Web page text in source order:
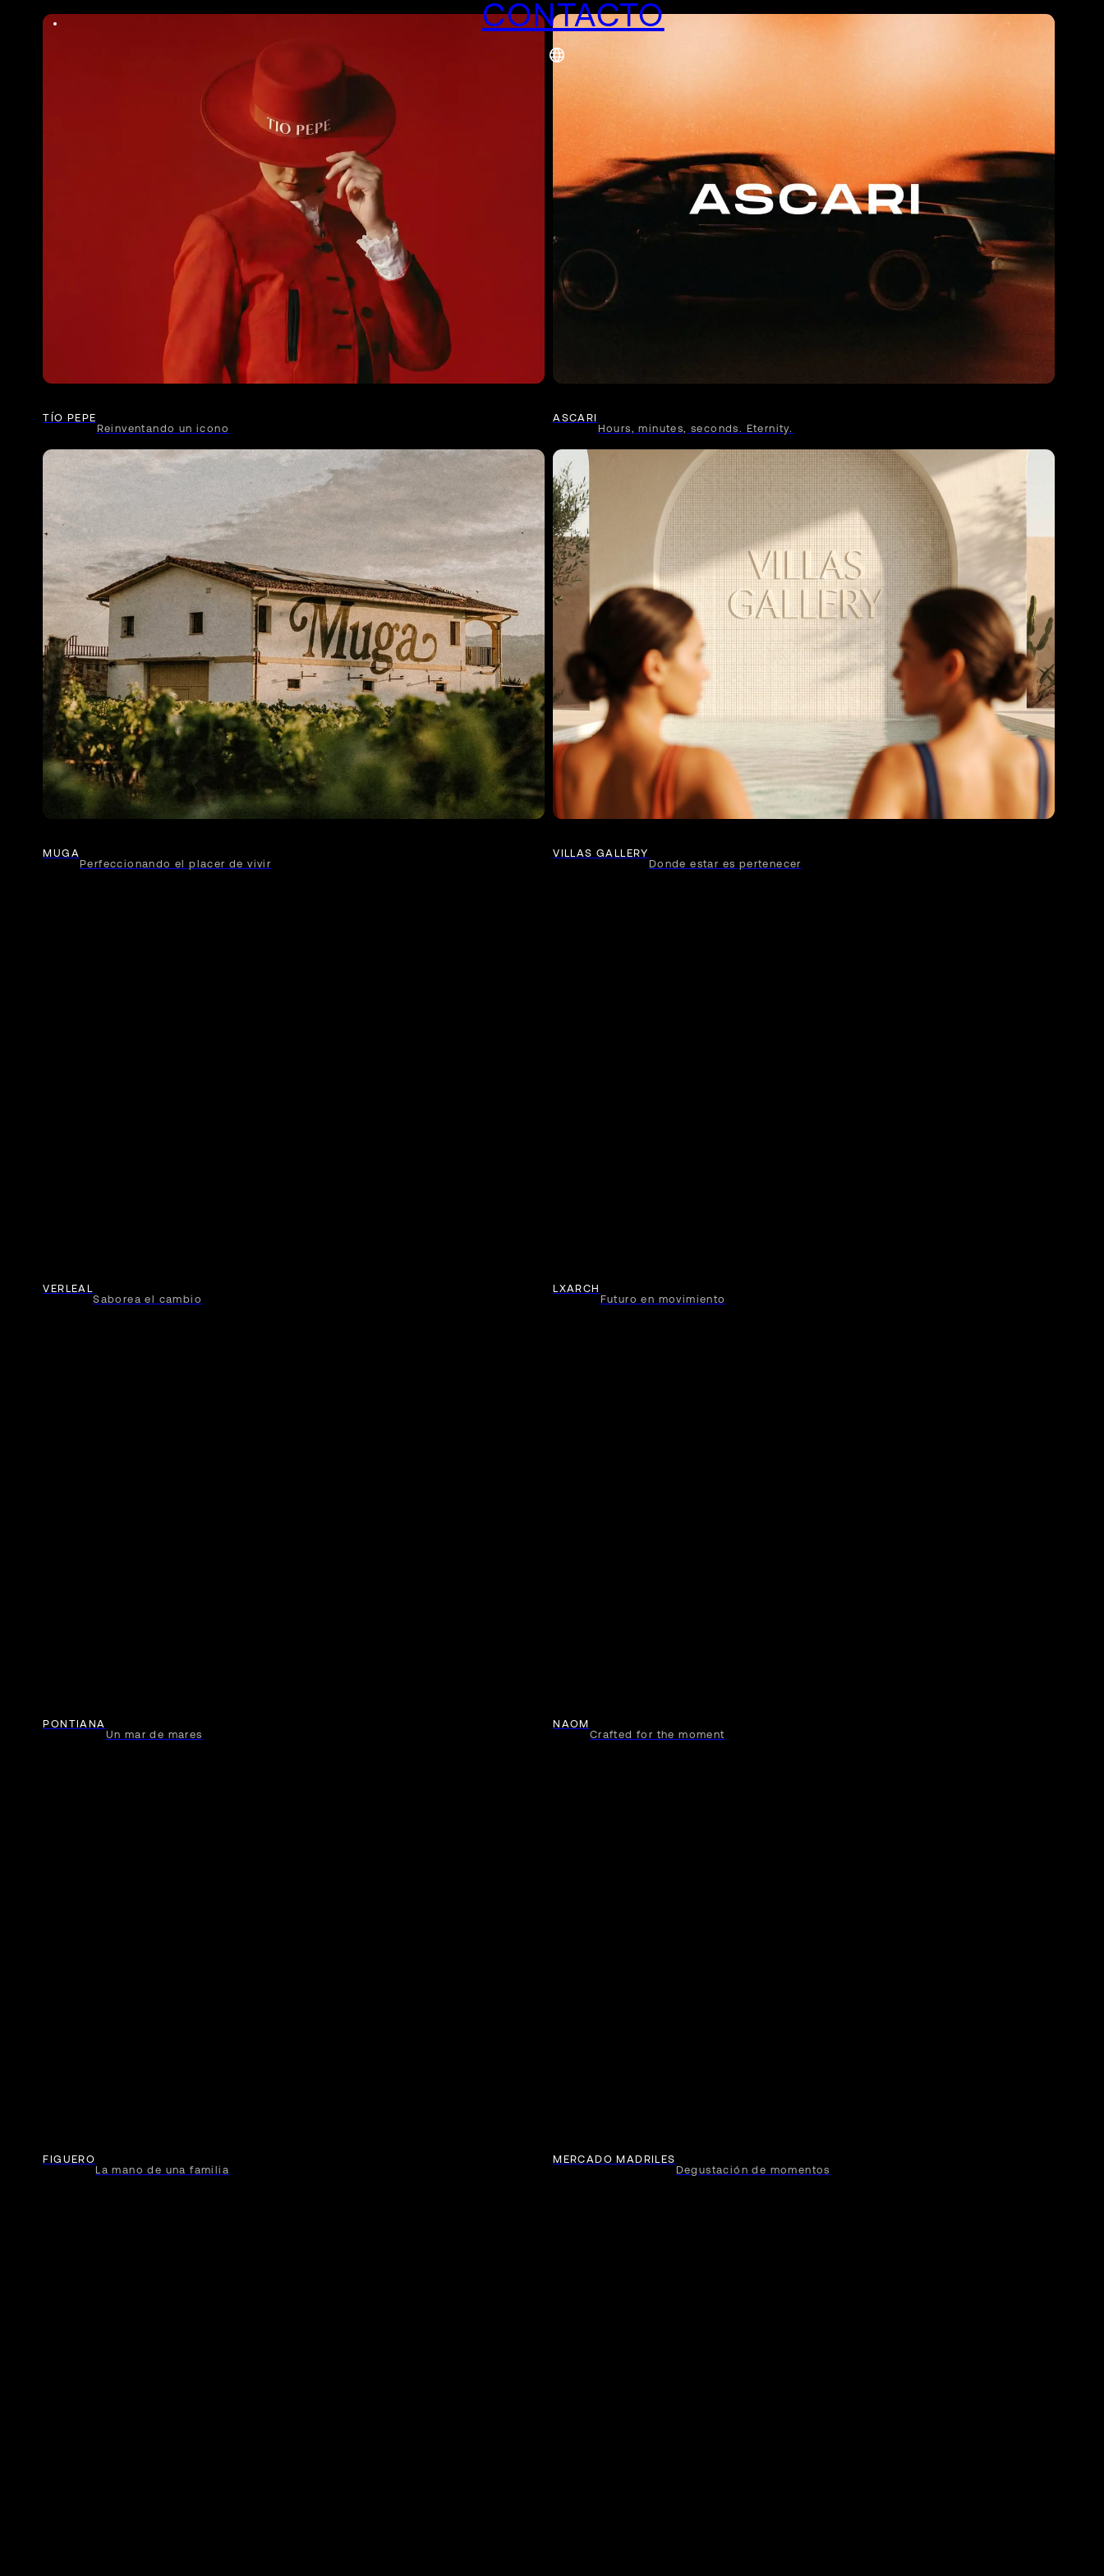
CONTACTO
TÍO PEPE
Reinventando un icono
ASCARI
Hours, minutes, seconds. Eternity.
MUGA
Perfeccionando el placer de vivir
VILLAS GALLERY
Donde estar es pertenecer
VERLEAL
Saborea el cambio
LXARCH
Futuro en movimiento
PONTIANA
Un mar de mares
NAOM
Crafted for the moment
FIGUERO
La mano de una familia
MERCADO MADRILES
Degustación de momentos